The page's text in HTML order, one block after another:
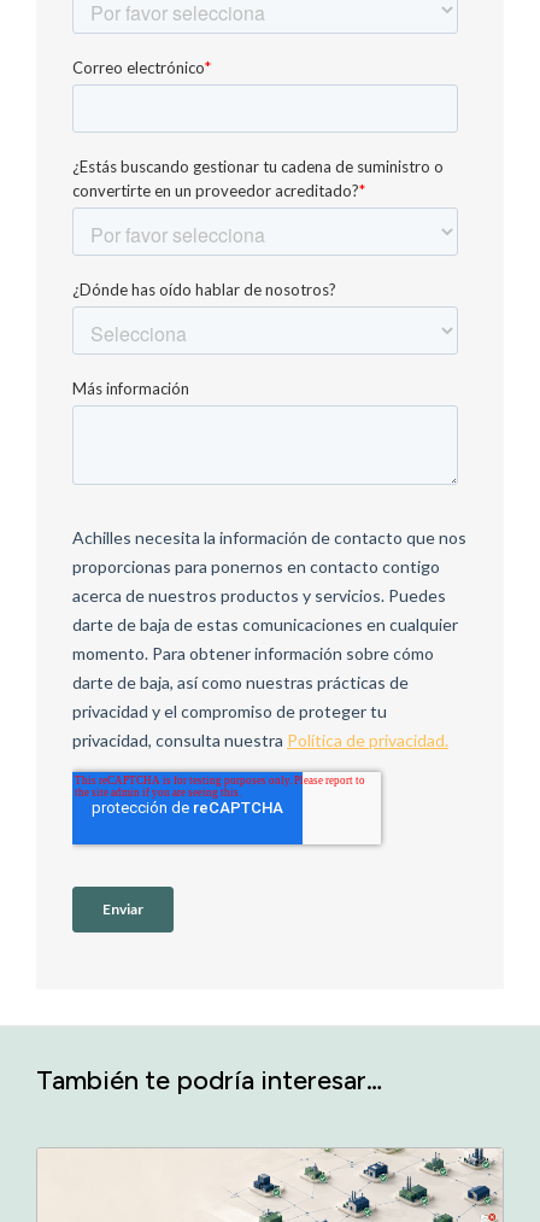
También te podría interesar…